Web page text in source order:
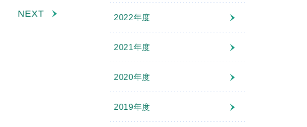
NEXT 2022年度
2021年度
2020年度
2019年度